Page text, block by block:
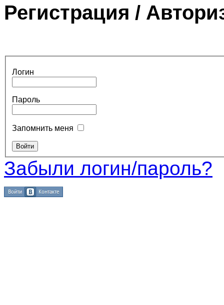
Регистрация /
Логин
Пароль
Запомнить меня
Забыли логин/пароль?